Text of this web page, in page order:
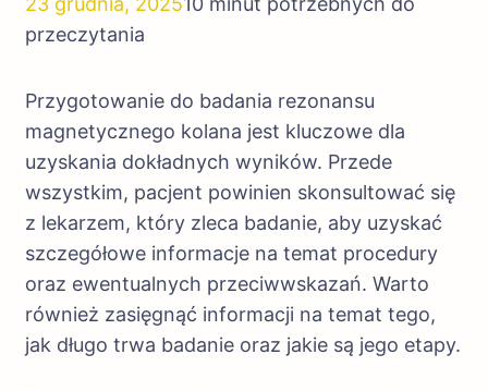
przeczytania
Przygotowanie do badania rezonansu
magnetycznego kolana jest kluczowe dla
uzyskania dokładnych wyników. Przede
wszystkim, pacjent powinien skonsultować się
z lekarzem, który zleca badanie, aby uzyskać
szczegółowe informacje na temat procedury
oraz ewentualnych przeciwwskazań. Warto
również zasięgnąć informacji na temat tego,
jak długo trwa badanie oraz jakie są jego etapy.